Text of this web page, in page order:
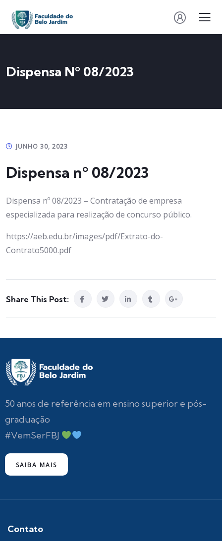
Dispensa Nº 08/2023
JUNHO 30, 2023
Dispensa nº 08/2023
Dispensa nº 08/2023 – Contratação de empresa
especializada para realização de concurso público.
https://aeb.edu.br/images/pdf/Extrato-do-
Contrato5000.pdf
Share This Post:
50 anos de referência em ensino superior e pós-
graduação
#VemSerFBJ
SAIBA MAIS
Contato